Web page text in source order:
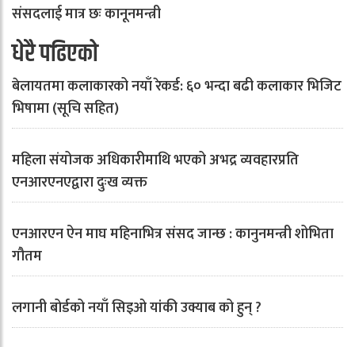
संसदलाई मात्र छः कानूनमन्त्री
धेरै पढिएको
बेलायतमा कलाकारको नयाँ रेकर्ड: ६० भन्दा बढी कलाकार भिजिट
भिषामा (सूचि सहित)
महिला संयोजक अधिकारीमाथि भएको अभद्र व्यवहारप्रति
एनआरएनएद्वारा दुःख व्यक्त
एनआरएन ऐन माघ महिनाभित्र संसद जान्छ : कानुनमन्त्री शोभिता
गौतम
लगानी बोर्डको नयाँ सिइओ यांकी उक्याब को हुन् ?